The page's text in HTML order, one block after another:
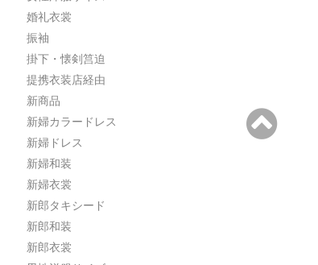
婚礼衣裳
振袖
掛下・懐剣筥迫
提携衣装店経由
新商品
新婦カラードレス
新婦ドレス
新婦和装
新婦衣裳
新郎タキシード
新郎和装
新郎衣裳